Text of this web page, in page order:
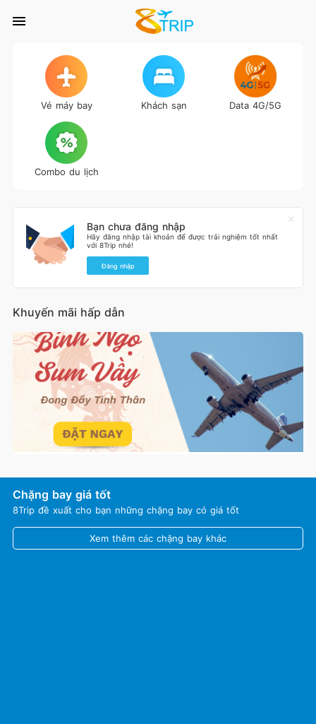
Vé máy bay Khách sạn Data 4G/5G
Combo du lịch
Bạn chưa đăng nhập
Hãy đăng nhập tài khoản để được trải nghiệm tốt nhất
với 8Trip nhé!
Đăng nhập
Khuyến mãi hấp dẫn
Chặng bay giá tốt
8Trip đề xuất cho bạn những chặng bay có giá tốt
Xem thêm các chặng bay khác